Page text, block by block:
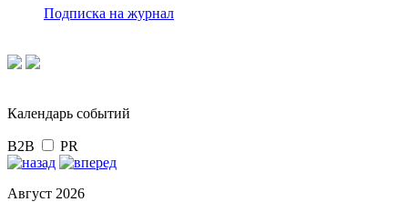
Подписка на журнал
Календарь событий
B2B PR
Август 2026